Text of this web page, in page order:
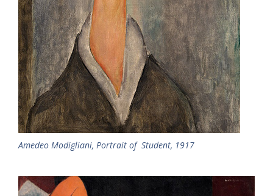
Amedeo Modigliani, Portrait of Student, 1917